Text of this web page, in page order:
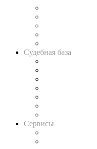
Судебная база
Сервисы